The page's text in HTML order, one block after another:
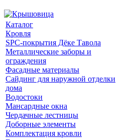
Каталог
Кровля
SPC-покрытия Дёке Тавола
Металлические заборы и
ограждения
Фасадные материалы
Сайдинг для наружной отделки
дома
Водостоки
Мансардные окна
Чердачные лестницы
Доборные элементы
Комплектация кровли